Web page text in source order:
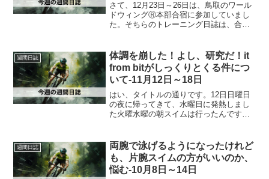
さて、12月23日～26日は、鳥取のワール
ドウィングⓇ本部合宿に参加していまし
た。そちらのトレーニング日誌は、合宿
こと多すぎる。まさに、2024年から加速
する激動の時代...
週間日誌
体調を崩した！よし、研究だ！it
from bitがしっくりとくる件につ
いて-11月12日～18日
はい、タイトルの通りです。12日日曜日
の夜に帰ってきて、水曜日に発熱しまし
た火曜水曜の朝スイムは行ったんですけ
でも、朝スイムのまとめと最近考えてい
ることについ...
週間日誌
両腕で泳げるようになったけれど
も、片腕スイムの方がいいのか、
悩む-10月8日～14日